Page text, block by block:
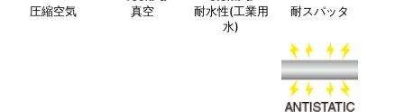
圧縮空気 真空
耐水性(工業用
水)
耐スパッタ